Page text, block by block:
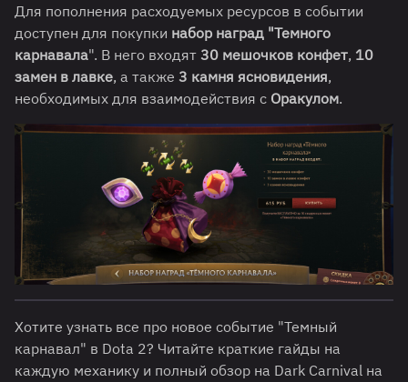
Для пополнения расходуемых ресурсов в событии
доступен для покупки набор наград "Темного
карнавала". В него входят 30 мешочков конфет, 10
замен в лавке, а также 3 камня ясновидения,
необходимых для взаимодействия с Оракулом.
Хотите узнать все про новое событие "Темный
карнавал" в Dota 2? Читайте краткие гайды на
каждую механику и полный обзор на Dark Carnival на